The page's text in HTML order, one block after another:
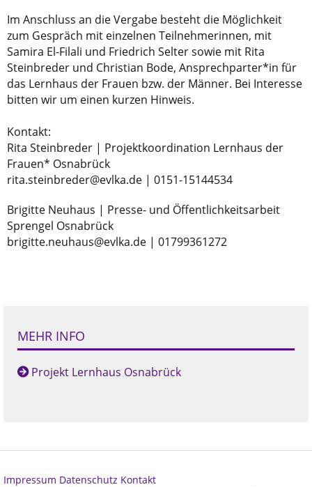
Im Anschluss an die Vergabe besteht die Möglichkeit
zum Gespräch mit einzelnen Teilnehmerinnen, mit
Samira El-Filali und Friedrich Selter sowie mit Rita
Steinbreder und Christian Bode, Ansprechparter*in für
das Lernhaus der Frauen bzw. der Männer. Bei Interesse
bitten wir um einen kurzen Hinweis.
Kontakt:
Rita Steinbreder | Projektkoordination Lernhaus der
Frauen* Osnabrück
rita.steinbreder@evlka.de | 0151-15144534
Brigitte Neuhaus | Presse- und Öffentlichkeitsarbeit
Sprengel Osnabrück
brigitte.neuhaus@evlka.de | 01799361272
MEHR INFO
Projekt Lernhaus Osnabrück
Impressum Datenschutz Kontakt